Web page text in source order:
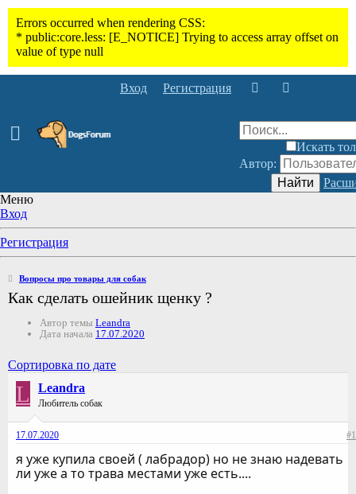
Вход Регистрация
Искать
Автор:
Найти
Меню
Вход
Регистрация
Вопросы про товары для собак
Как сделать ошейник щенку ?
Автор темы Leandra
Дата начала 17.07.2020
Сортировка по дате
L Leandra
Любитель собак
17.07.2020 #1
я уже купила своей ( лабрадор) но не знаю надевать
ли уже а то трава местами уже есть....